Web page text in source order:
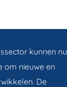
kunnen nu
om nieuwe en
De